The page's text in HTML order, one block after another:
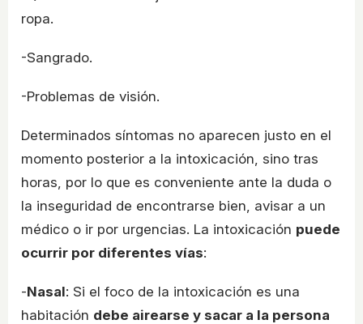
ropa.
-Sangrado.
-Problemas de visión.
Determinados síntomas no aparecen justo en el
momento posterior a la intoxicación, sino tras
horas, por lo que es conveniente ante la duda o
la inseguridad de encontrarse bien, avisar a un
médico o ir por urgencias. La intoxicación puede
ocurrir por diferentes vías:
-Nasal: Si el foco de la intoxicación es una
habitación debe airearse y sacar a la persona